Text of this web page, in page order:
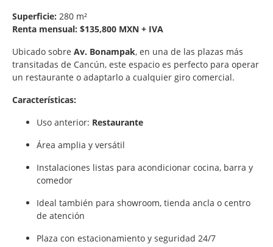
Superficie: 280 m²
Renta mensual: $135,800 MXN + IVA
Ubicado sobre Av. Bonampak, en una de las plazas más
transitadas de Cancún, este espacio es perfecto para operar
un restaurante o adaptarlo a cualquier giro comercial.
Características:
Uso anterior: Restaurante
Área amplia y versátil
Instalaciones listas para acondicionar cocina, barra y
comedor
Ideal también para showroom, tienda ancla o centro
de atención
Plaza con estacionamiento y seguridad 24/7